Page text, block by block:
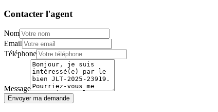
Contacter l'agent
Nom
Email
Téléphone
Message
Envoyer ma demande